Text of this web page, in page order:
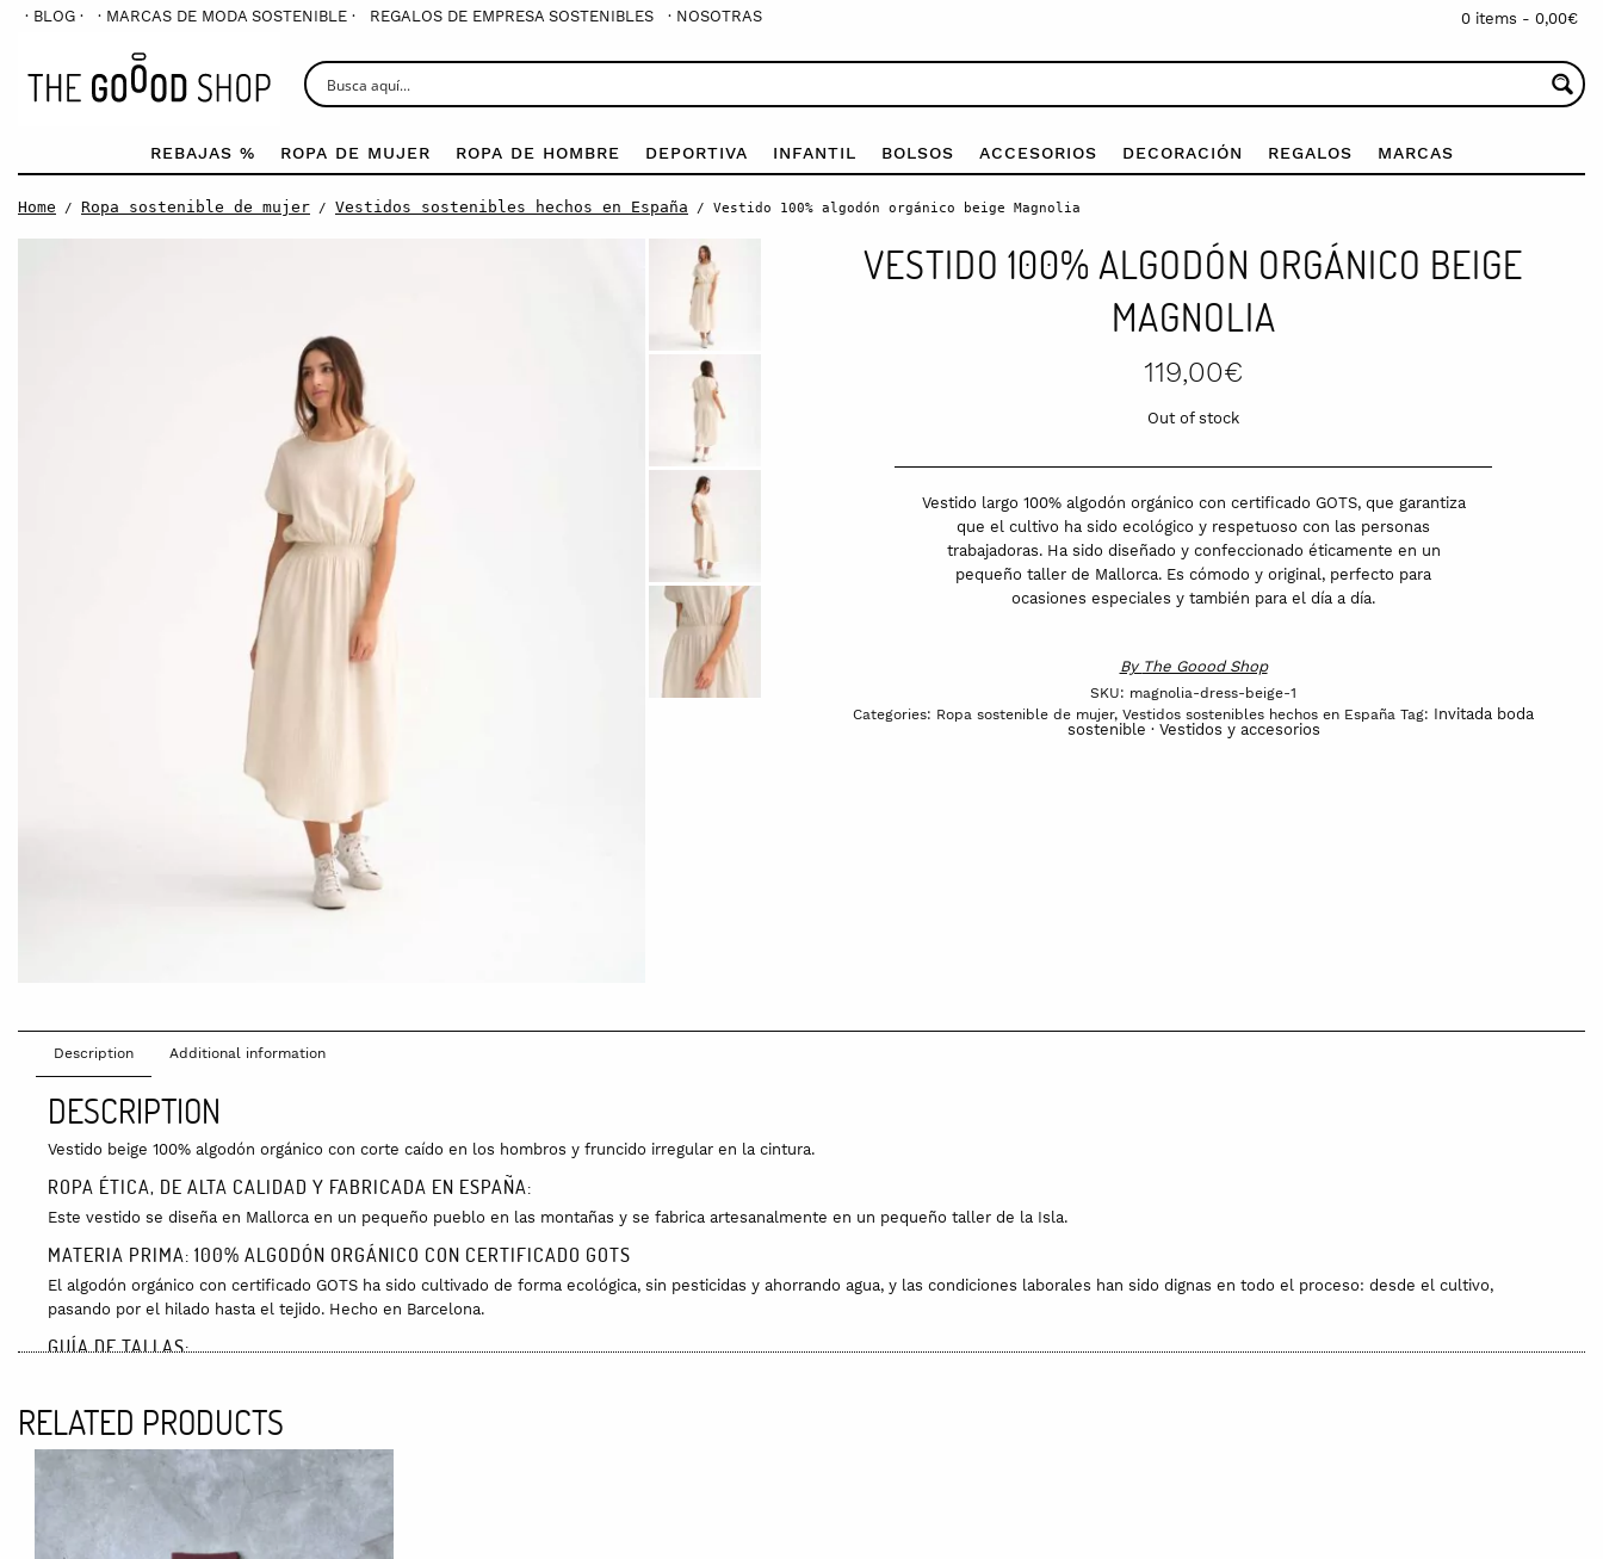
· BLOG · · MARCAS DE MODA SOSTENIBLE · REGALOS DE EMPRESA SOSTENIBLES · NOSOTRAS 0 items - 0,00€
REBAJAS % ROPA DE MUJER ROPA DE HOMBRE DEPORTIVA INFANTIL BOLSOS ACCESORIOS DECORACIÓN REGALOS MARCAS
Home / Ropa sostenible de mujer / Vestidos sostenibles hechos en España / Vestido 100% algodón orgánico beige Magnolia
VESTIDO 100% ALGODÓN ORGÁNICO BEIGE
MAGNOLIA
119,00€
Out of stock
Vestido largo 100% algodón orgánico con certificado GOTS, que garantiza
que el cultivo ha sido ecológico y respetuoso con las personas
trabajadoras. Ha sido diseñado y confeccionado éticamente en un
pequeño taller de Mallorca. Es cómodo y original, perfecto para
ocasiones especiales y también para el día a día.
By The Goood Shop
SKU: magnolia-dress-beige-1
Categories: Ropa sostenible de mujer, Vestidos sostenibles hechos en España Tag: Invitada boda
sostenible · Vestidos y accesorios
Description Additional information
DESCRIPTION
Vestido beige 100% algodón orgánico con corte caído en los hombros y fruncido irregular en la cintura.
ROPA ÉTICA, DE ALTA CALIDAD Y FABRICADA EN ESPAÑA:
Este vestido se diseña en Mallorca en un pequeño pueblo en las montañas y se fabrica artesanalmente en un pequeño taller de la Isla.
MATERIA PRIMA: 100% ALGODÓN ORGÁNICO CON CERTIFICADO GOTS
El algodón orgánico con certificado GOTS ha sido cultivado de forma ecológica, sin pesticidas y ahorrando agua, y las condiciones laborales han sido dignas en todo el proceso: desde el cultivo,
pasando por el hilado hasta el tejido. Hecho en Barcelona.
GUÍA DE TALLAS:
COLORES:
CUIDADOS:
Preferiblemente, lavar a mano con agua fría. Se puede lavar en la lavadora pero hazlo con agua fría, máximo 30 grados.
RELATED PRODUCTS